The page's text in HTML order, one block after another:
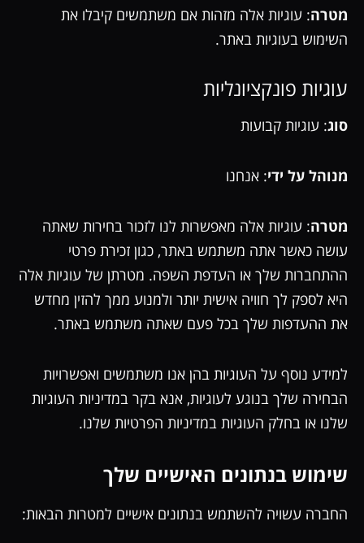
מטרה: עוגיות אלה מזהות אם משתמשים קיבלו את
השימוש בעוגיות באתר.
עוגיות פונקציונליות
סוג: עוגיות קבועות
מנוהל על ידי: אנחנו
מטרה: עוגיות אלה מאפשרות לנו לזכור בחירות שאתה
עושה כאשר אתה משתמש באתר, כגון זכירת פרטי
ההתחברות שלך או העדפת השפה. מטרתן של עוגיות אלה
היא לספק לך חוויה אישית יותר ולמנוע ממך להזין מחדש
את ההעדפות שלך בכל פעם שאתה משתמש באתר.
למידע נוסף על העוגיות בהן אנו משתמשים ואפשרויות
הבחירה שלך בנוגע לעוגיות, אנא בקר במדיניות העוגיות
שלנו או בחלק העוגיות במדיניות הפרטיות שלנו.
שימוש בנתונים האישיים שלך
החברה עשויה להשתמש בנתונים אישיים למטרות הבאות: